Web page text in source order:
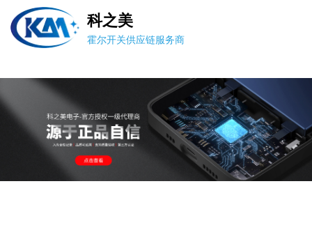
科之美
霍尔开关供应链服务商